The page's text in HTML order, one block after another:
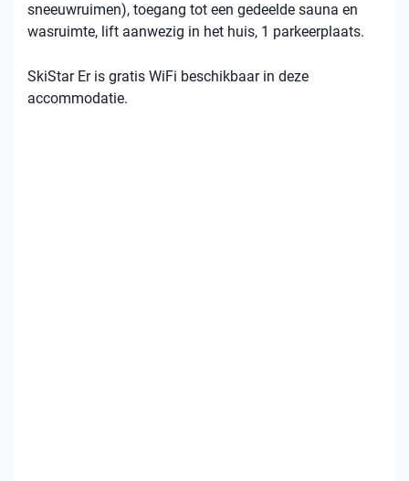
sneeuwruimen), toegang tot een gedeelde sauna en
wasruimte, lift aanwezig in het huis, 1 parkeerplaats.
SkiStar Er is gratis WiFi beschikbaar in deze
accommodatie.